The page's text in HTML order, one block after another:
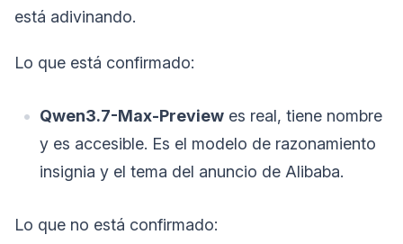
está adivinando.
Lo que está confirmado:
Qwen3.7-Max-Preview es real, tiene nombre
y es accesible. Es el modelo de razonamiento
insignia y el tema del anuncio de Alibaba.
Lo que no está confirmado: